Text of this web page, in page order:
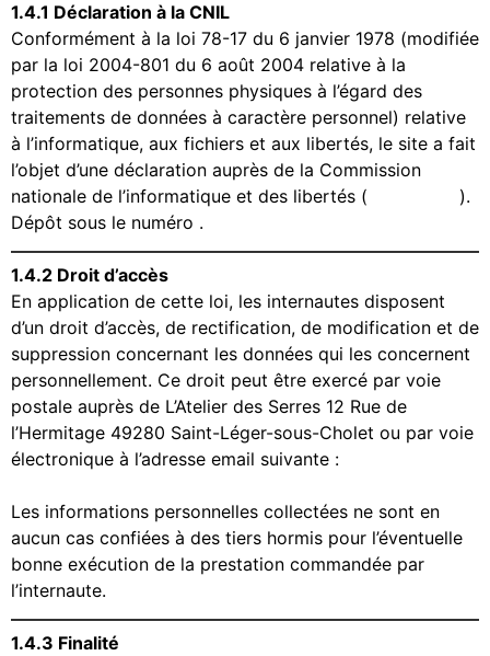
1.4.1 Déclaration à la CNIL
Conformément à la loi 78-17 du 6 janvier 1978 (modifiée
par la loi 2004-801 du 6 août 2004 relative à la
protection des personnes physiques à l’égard des
traitements de données à caractère personnel) relative
à l’informatique, aux fichiers et aux libertés, le site a fait
l’objet d’une déclaration auprès de la Commission
nationale de l’informatique et des libertés (
).
Dépôt sous le numéro .
1.4.2 Droit d’accès
En application de cette loi, les internautes disposent
d’un droit d’accès, de rectification, de modification et de
suppression concernant les données qui les concernent
personnellement. Ce droit peut être exercé par voie
postale auprès de L’Atelier des Serres 12 Rue de
l’Hermitage 49280 Saint-Léger-sous-Cholet ou par voie
électronique à l’adresse email suivante :
Les informations personnelles collectées ne sont en
aucun cas confiées à des tiers hormis pour l’éventuelle
bonne exécution de la prestation commandée par
l’internaute.
1.4.3 Finalité